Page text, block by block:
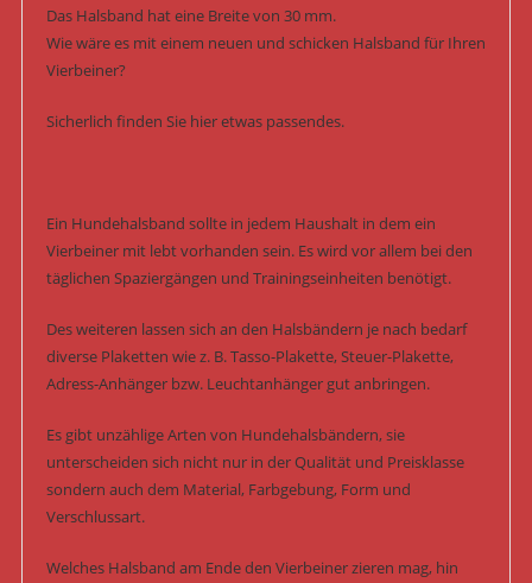
Das Halsband hat eine Breite von 30 mm.
Wie wäre es mit einem neuen und schicken Halsband für Ihren
Vierbeiner?
Sicherlich finden Sie hier etwas passendes.
Ein Hundehalsband sollte in jedem Haushalt in dem ein
Vierbeiner mit lebt vorhanden sein. Es wird vor allem bei den
täglichen Spaziergängen und Trainingseinheiten benötigt.
Des weiteren lassen sich an den Halsbändern je nach bedarf
diverse Plaketten wie z. B. Tasso-Plakette, Steuer-Plakette,
Adress-Anhänger bzw. Leuchtanhänger gut anbringen.
Es gibt unzählige Arten von Hundehalsbändern, sie
unterscheiden sich nicht nur in der Qualität und Preisklasse
sondern auch dem Material, Farbgebung, Form und
Verschlussart.
Welches Halsband am Ende den Vierbeiner zieren mag, hin